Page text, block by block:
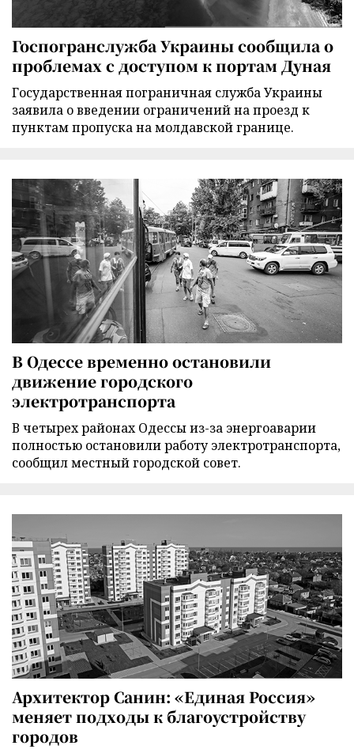
Госпогранслужба Украины сообщила о
проблемах с доступом к портам Дуная
Государственная пограничная служба Украины
заявила о введении ограничений на проезд к
пунктам пропуска на молдавской границе.
В Одессе временно остановили
движение городского
электротранспорта
В четырех районах Одессы из-за энергоаварии
полностью остановили работу электротранспорта,
сообщил местный городской совет.
Архитектор Санин: «Единая Россия»
меняет подходы к благоустройству
городов